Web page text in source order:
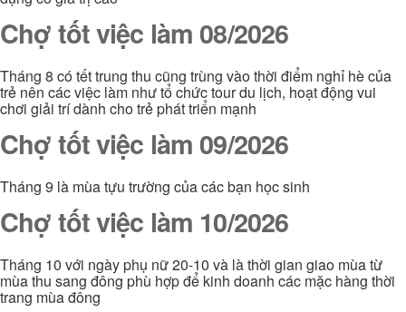
Chợ tốt việc làm 08/2026
Tháng 8 có tết trung thu cũng trùng vào thời điểm nghỉ hè của
trẻ nên các việc làm như tổ chức tour du lịch, hoạt động vui
chơi giải trí dành cho trẻ phát triển mạnh
Chợ tốt việc làm 09/2026
Tháng 9 là mùa tựu trường của các bạn học sinh
Chợ tốt việc làm 10/2026
Tháng 10 với ngày phụ nữ 20-10 và là thời gian giao mùa từ
mùa thu sang đông phù hợp để kinh doanh các mặc hàng thời
trang mùa đông